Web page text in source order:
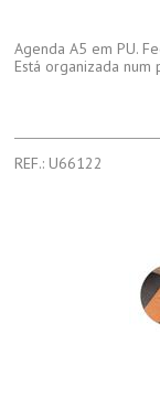
Agenda A5 em PU.
Está organizada num
REF.: U66122